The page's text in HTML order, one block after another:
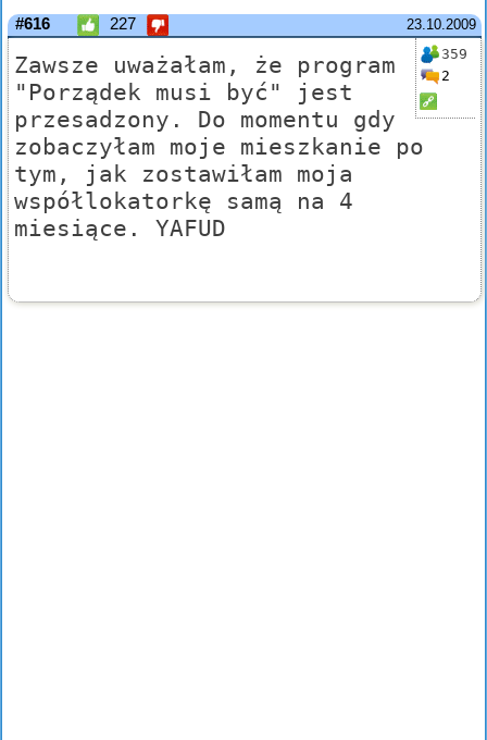
23.10.2009
#616 227
359
2
Zawsze uważałam, że program
"Porządek musi być" jest
przesadzony. Do momentu gdy
zobaczyłam moje mieszkanie po
tym, jak zostawiłam moja
współlokatorkę samą na 4
miesiące. YAFUD